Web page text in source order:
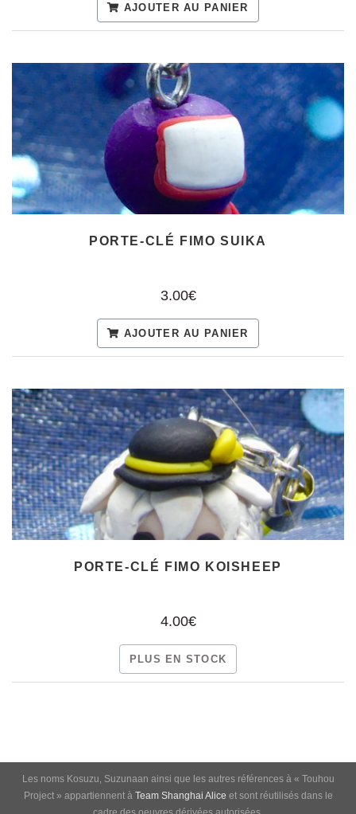
AJOUTER AU PANIER
PORTE-CLÉ FIMO SUIKA
3.00€
AJOUTER AU PANIER
PORTE-CLÉ FIMO KOISHEEP
4.00€
PLUS EN STOCK
Les noms Kosuzu, Suzunaan ainsi que les autres références à « Touhou
Project » appartiennent à Team Shanghai Alice et sont réutilisés dans le